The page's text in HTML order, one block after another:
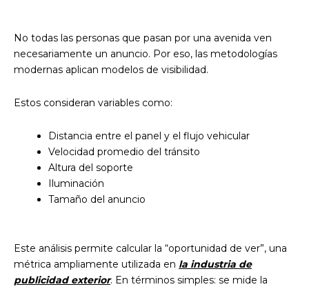
No todas las personas que pasan por una avenida ven
necesariamente un anuncio. Por eso, las metodologías
modernas aplican modelos de visibilidad.
Estos consideran variables como:
Distancia entre el panel y el flujo vehicular
Velocidad promedio del tránsito
Altura del soporte
Iluminación
Tamaño del anuncio
Este análisis permite calcular la “oportunidad de ver”, una
métrica ampliamente utilizada en la industria de
publicidad exterior. En términos simples: se mide la